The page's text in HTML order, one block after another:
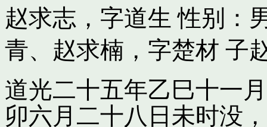
赵求志，字道生 性别：
青、 赵求楠，字楚材 子
道光二十五年乙巳十一
卯六月二十八日未时没